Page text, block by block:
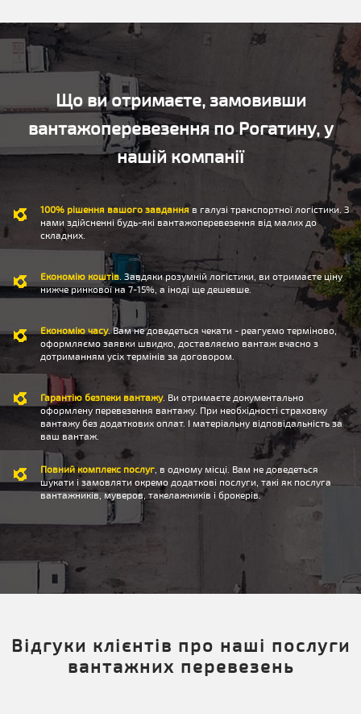
Що ви отримаєте, замовивши
вантажоперевезення по Рогатину, у
нашій компанії
100% рішення вашого завданняв галузі транспортної логістики. З
нами здійсненні будь-які вантажоперевезення від малих до
складних.
Економію коштів . Завдяки розумній логістики, ви отримаєте ціну
нижче ринкової на 7-15%, а іноді ще дешевше.
Економію часу. Вам не доведеться чекати - реагуємо терміново,
оформляємо заявки швидко, доставляємо вантаж вчасно з
дотриманням усіх термінів за договором.
Гарантію безпеки вантажу. Ви отримаєте документально
оформлену перевезення вантажу. При необхідності страховку
вантажу без додаткових оплат. І матеріальну відповідальність за
ваш вантаж.
Повний комплекс послуг , в одному місці. Вам не доведеться
шукати і замовляти окремо додаткові послуги, такі як послуга
вантажників, муверов, такелажників і брокерів.
Відгуки клієнтів про наші послуги
вантажних перевезень